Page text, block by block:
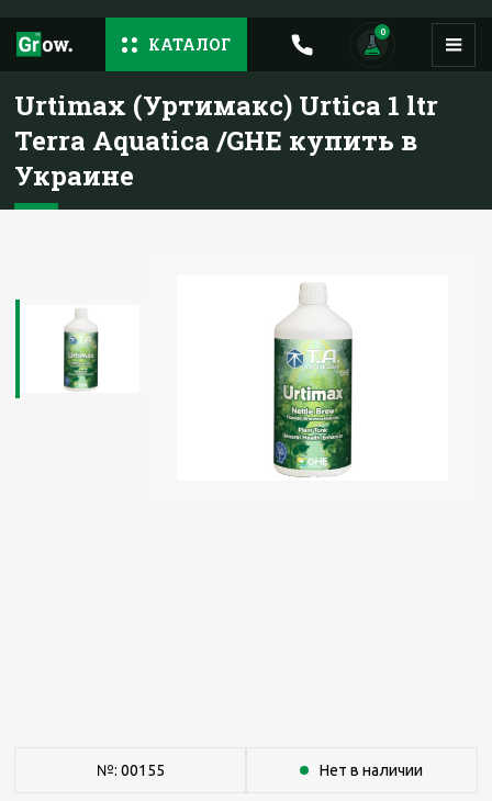
КАТАЛОГ
0
Urtimax (Уртимакс) Urtica 1 ltr
Terra Aquatica /GHE купить в
Украине
№: 00155 Нет в наличии